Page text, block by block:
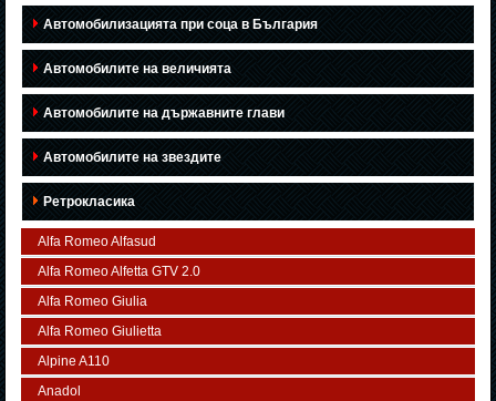
Автомобилизацията при соца в България
Автомобилите на величията
Автомобилите на държавните глави
Автомобилите на звездите
Ретрокласика
Alfa Romeo Alfasud
Alfa Romeo Alfetta GTV 2.0
Alfa Romeo Giulia
Alfa Romeo Giulietta
Alpine A110
Anadol